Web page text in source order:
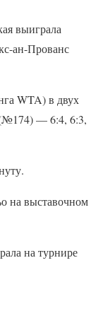
выиграла
ан-Прованс
WTA) в двух
— 6:4, 6:3,
на выставочном
на турнире